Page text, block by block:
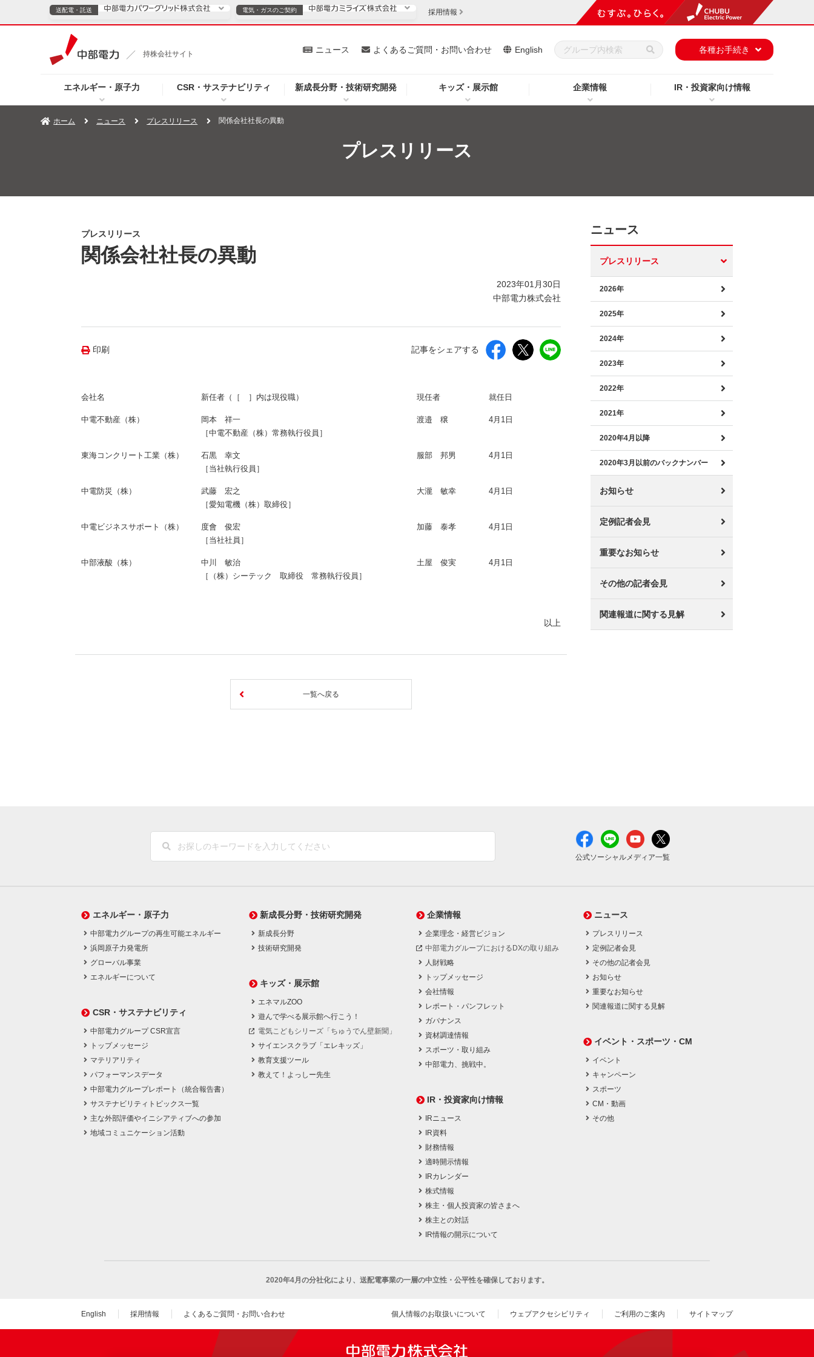
持株会社サイト
エネルギー・原子力 CSR・サステナビリティ 新成長分野・技術研究開発 キッズ・展示館 企業情報 IR・投資家向け情報
ニュース よくあるご質問・お問い合わせ English 各種お手続き
送配電・託送
TOPページへ ご案内 安定供給
企業情報
電気・ガスのご契約
電気・ガスのご契約
TOPページへ 個人のお客さま 法人のお客さま
採用情報
ホーム ニュース プレスリリース 関係会社社長の異動
プレスリリース
プレスリリース
関係会社社長の異動
2023年01月30日
中部電力株式会社
印刷 記事をシェアする
会社名 新任者（［ ］内は現役職） 現任者 就任日
中電不動産（株）
岡本 祥一
［中電不動産（株）常務執行役員］
渡邉 穣 4月1日
東海コンクリート工業（株）
石黒 幸文
［当社執行役員］
服部 邦男 4月1日
中電防災（株）
武藤 宏之
［愛知電機（株）取締役］
大瀧 敏幸 4月1日
中電ビジネスサポート（株）
度會 俊宏
［当社社員］
加藤 泰孝 4月1日
中部液酸（株）
中川 敏治
［（株）シーテック 取締役 常務執行役員］
土屋 俊実 4月1日
以上
一覧へ戻る
ニュース
プレスリリース
2026年
2025年
2024年
2023年
2022年
2021年
2020年4月以降
2020年3月以前のバックナンバー
お知らせ
定例記者会見
重要なお知らせ
その他の記者会見
関連報道に関する見解
公式ソーシャルメディア一覧
エネルギー・原子力
中部電力グループの再生可能エネルギー
浜岡原子力発電所
グローバル事業
エネルギーについて
CSR・サステナビリティ
中部電力グループ CSR宣言
トップメッセージ
マテリアリティ
パフォーマンスデータ
中部電力グループレポート（統合報告書）
サステナビリティトピックス一覧
主な外部評価やイニシアティブへの参加
地域コミュニケーション活動
新成長分野・技術研究開発
新成長分野
技術研究開発
キッズ・展示館
エネマルZOO
遊んで学べる展示館へ行こう！
電気こどもシリーズ「ちゅうでん壁新聞」
サイエンスクラブ「エレキッズ」
教育支援ツール
教えて！よっしー先生
企業情報
企業理念・経営ビジョン
中部電力グループにおけるDXの取り組み
人財戦略
トップメッセージ
会社情報
レポート・パンフレット
ガバナンス
資材調達情報
スポーツ・取り組み
中部電力、挑戦中。
IR・投資家向け情報
IRニュース
IR資料
財務情報
適時開示情報
IRカレンダー
株式情報
株主・個人投資家の皆さまへ
株主との対話
IR情報の開示について
ニュース
プレスリリース
定例記者会見
その他の記者会見
お知らせ
重要なお知らせ
関連報道に関する見解
イベント・スポーツ・CM
イベント
キャンペーン
スポーツ
CM・動画
その他
2020年4月の分社化により、 送配電事業の一層の中立性・公平性を確保しております。
English 採用情報 よくあるご質問・お問い合わせ 個人情報のお取扱いについて ウェブアクセシビリティ ご利用のご案内 サイトマップ